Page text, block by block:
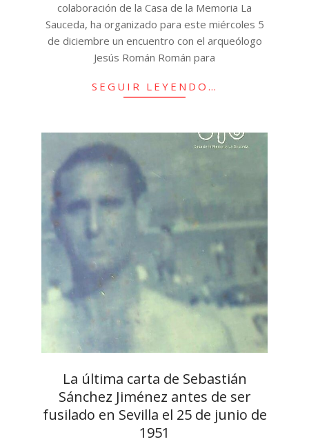
colaboración de la Casa de la Memoria La
Sauceda, ha organizado para este miércoles 5
de diciembre un encuentro con el arqueólogo
Jesús Román Román para
SEGUIR LEYENDO…
La última carta de Sebastián
Sánchez Jiménez antes de ser
fusilado en Sevilla el 25 de junio de
1951